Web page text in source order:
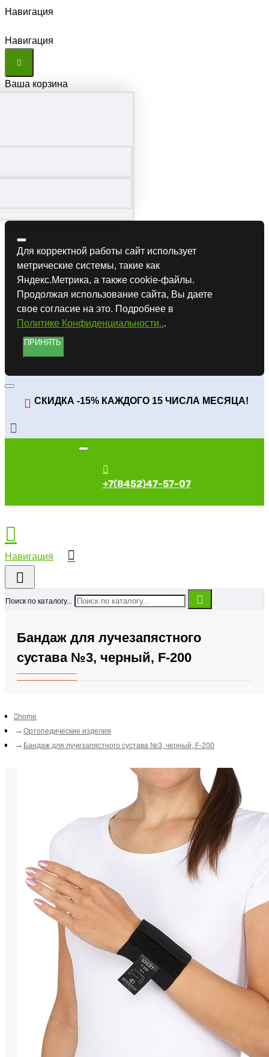
Навигация
Навигация
Ваша корзина
Для корректной работы сайт использует
метрические системы, такие как
Яндекс.Метрика, а также cookie-файлы.
Продолжая использование сайта, Вы даете
свое согласие на это. Подробнее в
Политике Конфиденциальности...
ПРИНЯТЬ
СКИДКА -15% КАЖДОГО 15 ЧИСЛА МЕСЯЦА!
+7(8452)47-57-07
Поиск по каталогу...
Бандаж для лучезапястного
сустава №3, черный, F-200
home
Ортопедические изделия
Бандаж для лучезапястного сустава №3, черный, F-200